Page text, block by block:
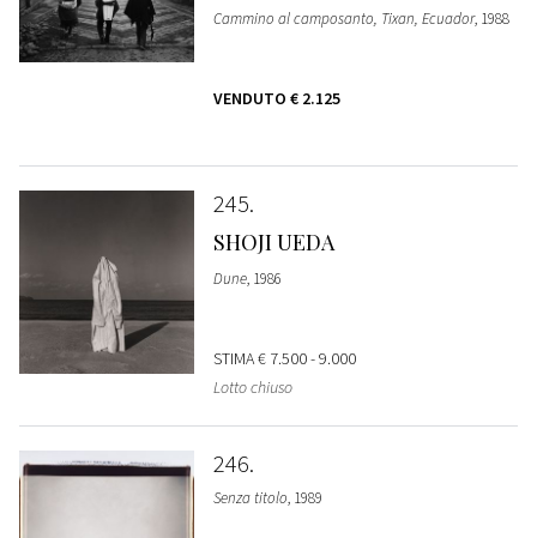
Cammino al camposanto, Tixan, Ecuador, 1988
VENDUTO € 2.125
245
SHOJI UEDA
Dune, 1986
STIMA€ 7.500 - 9.000
Lotto chiuso
246
Senza titolo, 1989